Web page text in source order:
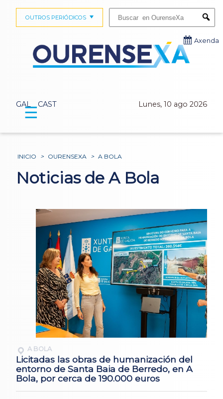
GAL CAST Lunes, 10 ago 2026
OUTROS PERIÓDICOS
Axenda
☰
INICIO > OURENSEXA > A BOLA
Noticias de A Bola
A BOLA
Licitadas las obras de humanización del
entorno de Santa Baia de Berredo, en A
Bola, por cerca de 190.000 euros